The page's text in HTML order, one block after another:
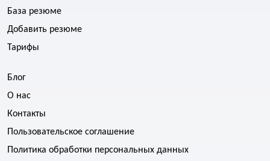
База резюме
Добавить резюме
Тарифы
Блог
О нас
Контакты
Пользовательское соглашение
Политика обработки персональных данных